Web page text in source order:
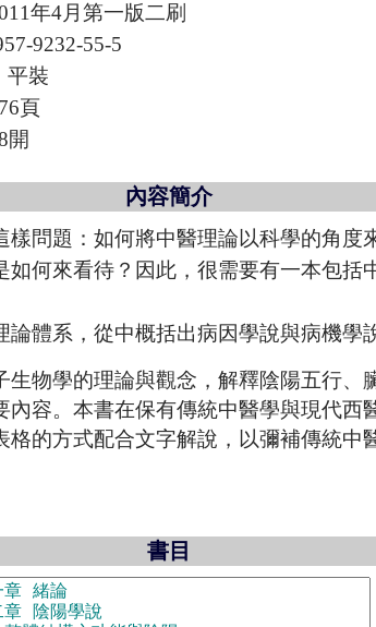
年4月第一版二刷
9232-55-5
平裝
頁
開
內容簡介
樣問題：如何將中醫理論以科學的角度
何來看待？因此，很需要有一本包括
論體系，從中概括出病因學說與病機學
物學的理論與觀念，解釋陰陽五行、
容。本書在保有傳統中醫學與現代西
的方式配合文字解說，以彌補傳統中
書目